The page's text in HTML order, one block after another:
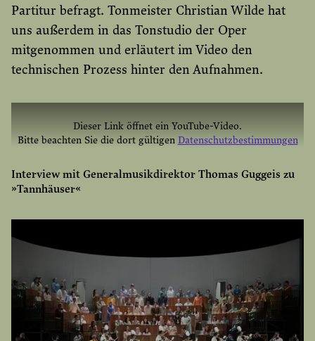
Partitur befragt. Tonmeister Christian Wilde hat
uns außerdem in das Tonstudio der Oper
mitgenommen und erläutert im Video den
technischen Prozess hinter den Aufnahmen.
Dieser Link öffnet ein YouTube-Video.
Bitte beachten Sie die dort gültigen Datenschutzbestimmungen
YOUTUBE EINMAL AKTIVIEREN
YOUTUBE IMMER AKTIVIEREN
Interview mit Generalmusikdirektor Thomas Guggeis zu
»Tannhäuser«